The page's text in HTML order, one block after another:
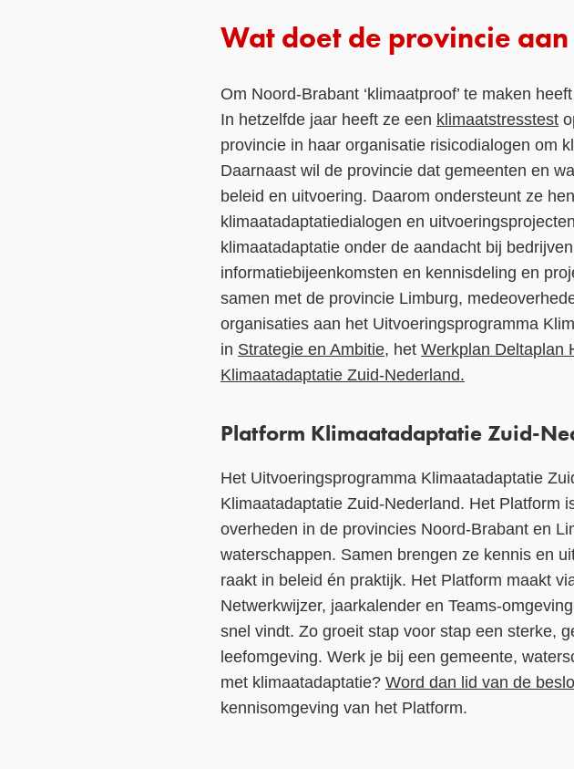
Wat doet de provincie
Om Noord-Brabant ‘klimaatproof’ te maken
In hetzelfde jaar heeft ze een klimaatstresstest
provincie in haar organisatie risicodialogen om
Daarnaast wil de provincie dat gemeenten en
beleid en uitvoering. Daarom ondersteunt ze
klimaatadaptatiedialogen en
klimaatadaptatie onder de aandacht bij
informatiebijeenkomsten en kennisdeling en
samen met de provincie Limburg,
organisaties aan het Uitvoeringsprogramma
in Strategie en Ambitie, het Werkplan Deltaplan
Klimaatadaptatie Zuid-Nederland.
Platform Klimaatadaptatie Zuid-
Het Uitvoeringsprogramma Klimaatadaptatie
Klimaatadaptatie Zuid-Nederland. Het Platform
overheden in de provincies Noord-Brabant en
waterschappen. Samen brengen ze kennis en
raakt in beleid én praktijk. Het Platform maakt
Netwerkwijzer, jaarkalender en Teams-
snel vindt. Zo groeit stap voor stap een sterke,
leefomgeving. Werk je bij een gemeente,
met klimaatadaptatie? Word dan lid van de
kennisomgeving van het Platform.